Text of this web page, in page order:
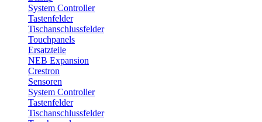
System Controller
Tastenfelder
Tischanschlussfelder
Touchpanels
Ersatzteile
NEB Expansion
Crestron
Sensoren
System Controller
Tastenfelder
Tischanschlussfelder